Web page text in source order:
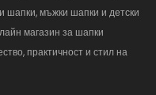
шапки, мъжки шапки и детски
магазин за шапки
практичност и стил на